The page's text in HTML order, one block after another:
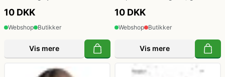
10 DKK
Webshop Butikker
Vis mere
10 DKK
Webshop Butikker
Vis mere